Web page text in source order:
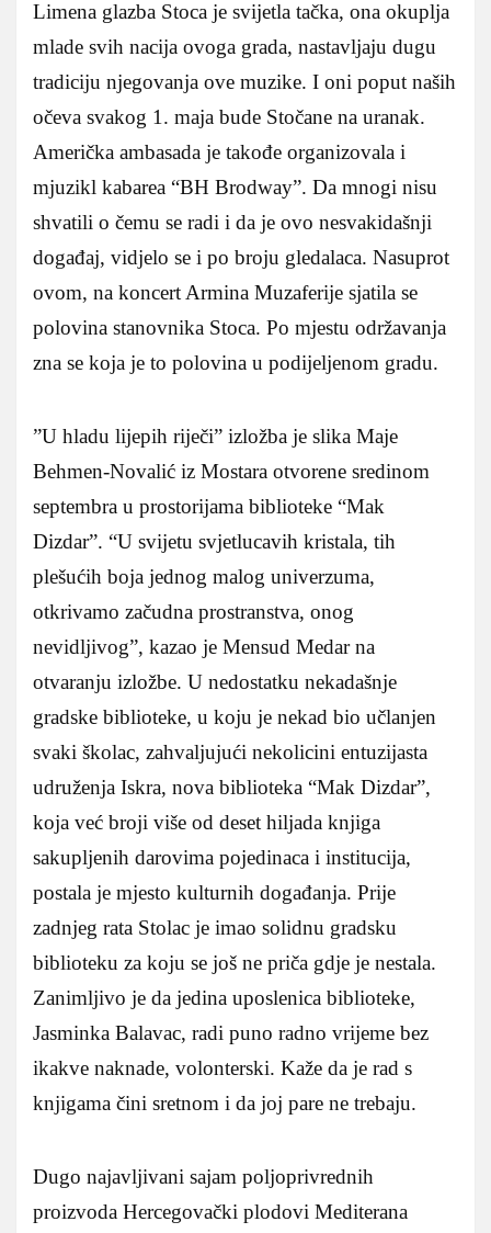
Limena glazba Stoca je svijetla tačka, ona okuplja
mlade svih nacija ovoga grada, nastavljaju dugu
tradiciju njegovanja ove muzike. I oni poput naših
očeva svakog 1. maja bude Stočane na uranak.
Američka ambasada je takođe organizovala i
mjuzikl kabarea “BH Brodway”. Da mnogi nisu
shvatili o čemu se radi i da je ovo nesvakidašnji
događaj, vidjelo se i po broju gledalaca. Nasuprot
ovom, na koncert Armina Muzaferije sjatila se
polovina stanovnika Stoca. Po mjestu održavanja
zna se koja je to polovina u podijeljenom gradu.
”U hladu lijepih riječi” izložba je slika Maje
Behmen-Novalić iz Mostara otvorene sredinom
septembra u prostorijama biblioteke “Mak
Dizdar”. “U svijetu svjetlucavih kristala, tih
plešućih boja jednog malog univerzuma,
otkrivamo začudna prostranstva, onog
nevidljivog”, kazao je Mensud Medar na
otvaranju izložbe. U nedostatku nekadašnje
gradske biblioteke, u koju je nekad bio učlanjen
svaki školac, zahvaljujući nekolicini entuzijasta
udruženja Iskra, nova biblioteka “Mak Dizdar”,
koja već broji više od deset hiljada knjiga
sakupljenih darovima pojedinaca i institucija,
postala je mjesto kulturnih događanja. Prije
zadnjeg rata Stolac je imao solidnu gradsku
biblioteku za koju se još ne priča gdje je nestala.
Zanimljivo je da jedina uposlenica biblioteke,
Jasminka Balavac, radi puno radno vrijeme bez
ikakve naknade, volonterski. Kaže da je rad s
knjigama čini sretnom i da joj pare ne trebaju.
Dugo najavljivani sajam poljoprivrednih
proizvoda Hercegovački plodovi Mediterana